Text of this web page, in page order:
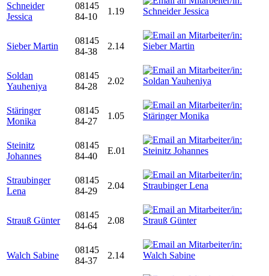
Schneider
Jessica
08145
84-10
1.19
Sieber Martin
08145
84-38
2.14
Soldan
Yauheniya
08145
84-28
2.02
Stäringer
Monika
08145
84-27
1.05
Steinitz
Johannes
08145
84-40
E.01
Straubinger
Lena
08145
84-29
2.04
Strauß Günter
08145
84-64
2.08
Walch Sabine
08145
84-37
2.14